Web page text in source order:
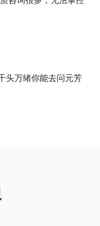
头万绪你能去问元芳